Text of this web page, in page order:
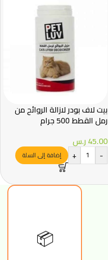
بيت لاف بودر لازالة الروائح من
رمل القطط 500 جرام
45.00ر.س
-
+ إضافة إلى السلة
📦